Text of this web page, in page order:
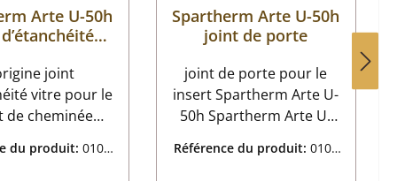
Arte U-50h
joint
vitre pour le
de cheminée
Arte U-50h
du produit:0103
Spartherm Arte U-50h
joint de porte
joint de porte pour le
insert Spartherm Arte U-
50h Spartherm Arte U-
données clés: paumelle,
Référence du produit: 0104